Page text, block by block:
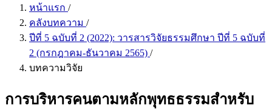
หน้าแรก /
คลังบทความ /
ปีที่ 5 ฉบับที่ 2 (2022): วารสารวิจัยธรรมศึกษา ปีที่ 5 ฉบับที่
2 (กรกฎาคม-ธันวาคม 2565) /
บทความวิจัย
การบริหารคนตามหลักพุทธธรรมสำหรับ